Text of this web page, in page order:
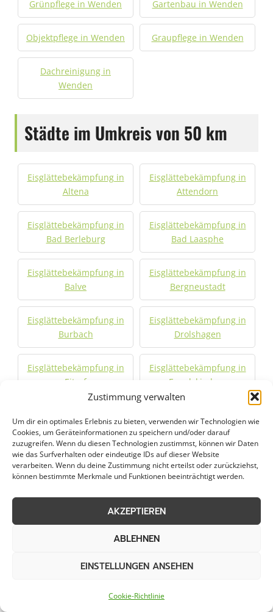
Zustimmung verwalten
Um dir ein optimales Erlebnis zu bieten, verwenden wir Technologien wie
Cookies, um Geräteinformationen zu speichern und/oder darauf
zuzugreifen. Wenn du diesen Technologien zustimmst, können wir Daten
wie das Surfverhalten oder eindeutige IDs auf dieser Website
verarbeiten. Wenn du deine Zustimmung nicht erteilst oder zurückziehst,
können bestimmte Merkmale und Funktionen beeinträchtigt werden.
AKZEPTIEREN
ABLEHNEN
EINSTELLUNGEN ANSEHEN
Cookie-Richtlinie
Grünpflege in Wenden Gartenbau in Wenden
Objektpflege in Wenden Graupflege in Wenden
Dachreinigung in
Wenden
Städte im Umkreis von 50 km
Eisglättebekämpfung in
Altena
Eisglättebekämpfung in
Attendorn
Eisglättebekämpfung in
Bad Berleburg
Eisglättebekämpfung in
Bad Laasphe
Eisglättebekämpfung in
Balve
Eisglättebekämpfung in
Bergneustadt
Eisglättebekämpfung in
Burbach
Eisglättebekämpfung in
Drolshagen
Eisglättebekämpfung in
Eitorf
Eisglättebekämpfung in
Engelskirchen
Finnentrop
Freudenberg
Eisglättebekämpfung in
Gummersbach
Eisglättebekämpfung in
Halver
Eisglättebekämpfung in
Hemer
Eisglättebekämpfung in
Hennef
Hilchenbach
Hückeswagen